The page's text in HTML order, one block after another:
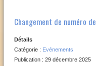
Changement de numéro
Détails
Catégorie : Evénements
Publication : 29 décembre 2025